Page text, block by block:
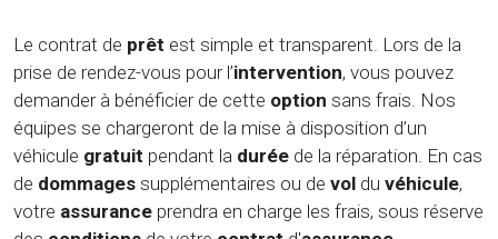
Le contrat de prêt est simple et transparent. Lors de la
prise de rendez-vous pour l’intervention, vous pouvez
demander à bénéficier de cette option sans frais. Nos
équipes se chargeront de la mise à disposition d’un
véhicule gratuit pendant la durée de la réparation. En cas
de dommages supplémentaires ou de vol du véhicule,
votre assurance prendra en charge les frais, sous réserve